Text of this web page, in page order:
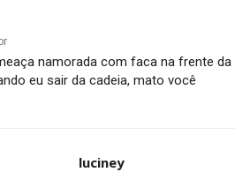
namorada com faca na frente da
eu sair da cadeia, mato você
luciney